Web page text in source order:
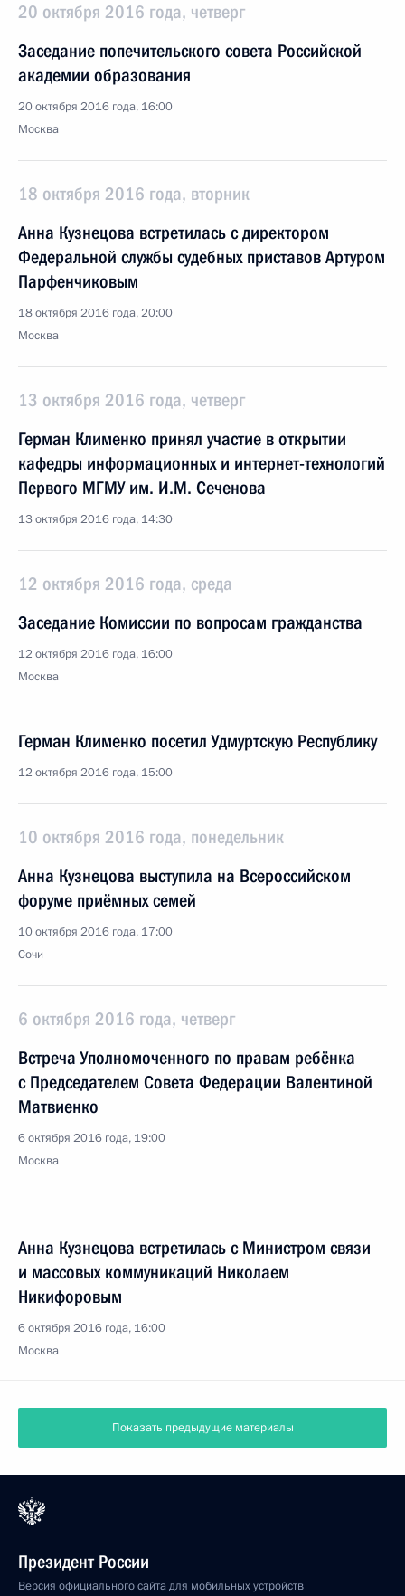
20 октября 2016 года, четверг
Заседание попечительского совета Российской
академии образования
20 октября 2016 года, 16:00
Москва
18 октября 2016 года, вторник
Анна Кузнецова встретилась с директором
Федеральной службы судебных приставов Артуром
Парфенчиковым
18 октября 2016 года, 20:00
Москва
13 октября 2016 года, четверг
Герман Клименко принял участие в открытии
кафедры информационных и интернет-технологий
Первого МГМУ им. И.М. Сеченова
13 октября 2016 года, 14:30
12 октября 2016 года, среда
Заседание Комиссии по вопросам гражданства
12 октября 2016 года, 16:00
Москва
Герман Клименко посетил Удмуртскую Республику
12 октября 2016 года, 15:00
10 октября 2016 года, понедельник
Анна Кузнецова выступила на Всероссийском
форуме приёмных семей
10 октября 2016 года, 17:00
Сочи
6 октября 2016 года, четверг
Встреча Уполномоченного по правам ребёнка
с Председателем Совета Федерации Валентиной
Матвиенко
6 октября 2016 года, 19:00
Москва
Анна Кузнецова встретилась с Министром связи
и массовых коммуникаций Николаем
Никифоровым
6 октября 2016 года, 16:00
Москва
Показать предыдущие материалы
Президент России
Версия официального сайта для мобильных устройств